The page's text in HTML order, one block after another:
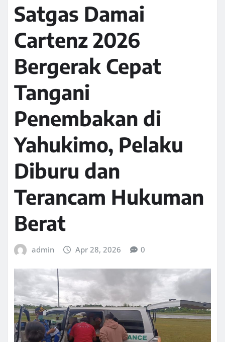
Satgas Damai
Cartenz 2026
Bergerak Cepat
Tangani
Penembakan di
Yahukimo, Pelaku
Diburu dan
Terancam Hukuman
Berat
admin Apr 28, 2026 0